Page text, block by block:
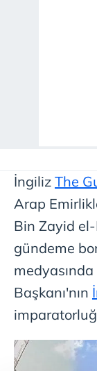
İngiliz The
Arap
Bin Zayid
gündeme
Başkanı'nın